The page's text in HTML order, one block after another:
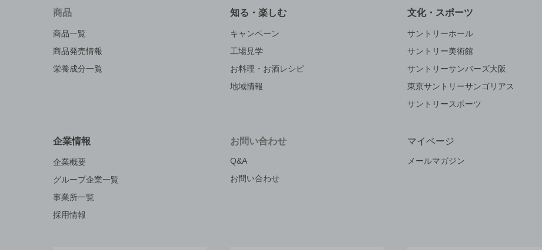
商品
商品一覧
商品発売情報
栄養成分一覧
知る・楽しむ
キャンペーン
工場見学
お料理・お酒レシピ
地域情報
文化・スポーツ
サントリーホール
サントリー美術館
サントリーサンバーズ大阪
東京サントリーサンゴリアス
サントリースポーツ
企業情報
企業概要
グループ企業一覧
事業所一覧
採用情報
お問い合わせ
Q&A
お問い合わせ
マイページ
メールマガジン